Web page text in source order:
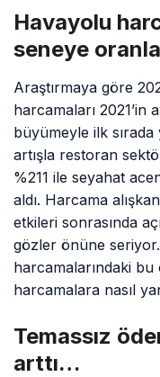
Havayolu
seneye
Araştırmaya göre
harcamaları 2021’in
büyümeyle ilk sırada
artışla restoran
%211 ile seyahat
aldı. Harcama
etkileri sonrasında
gözler önüne
harcamalarındaki
harcamalara nasıl
Temassız
arttı…